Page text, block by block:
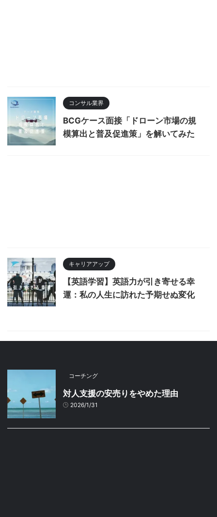
コンサル業界
BCGケース面接「ドローン市場の規
模算出と普及促進策」を解いてみた
キャリアアップ
【英語学習】英語力が引き寄せる幸
運：私の人生に訪れた予期せぬ変化
コーチング
対人支援の安売りをやめた理由
2026/1/31